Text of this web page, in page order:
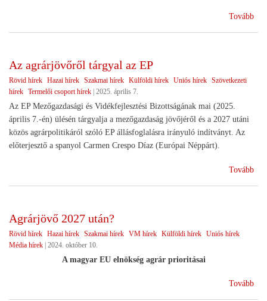
Tovább
Az agrárjövőről tárgyal az EP
Rövid hírek Hazai hírek Szakmai hírek Külföldi hírek Uniós hírek Szövetkezeti
hírek Termelői csoport hírek | 2025. április 7.
Az EP Mezőgazdasági és Vidékfejlesztési Bizottságának mai (2025.
április 7.-én) ülésén tárgyalja a mezőgazdaság jövőjéről és a 2027 utáni
közös agrárpolitikáról szóló EP állásfoglalásra irányuló indítványt. Az
előterjesztő a spanyol Carmen Crespo Díaz (Európai Néppárt).
Tovább
Agrárjövő 2027 után?
Rövid hírek Hazai hírek Szakmai hírek VM hírek Külföldi hírek Uniós hírek
Média hírek | 2024. október 10.
A magyar EU elnökség agrár prioritásai
Tovább